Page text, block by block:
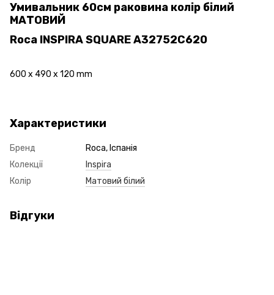
Умивальник 60см раковина колір білий
МАТОВИЙ
Roca INSPIRA SQUARE A32752C620
600 x 490 x 120 mm
Характеристики
Бренд
Roca, Іспанія
Колекції
Inspira
Колір
Матовий білий
Відгуки